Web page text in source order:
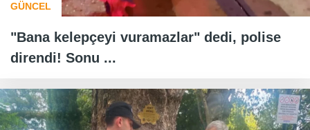
GÜNCEL
"Bana kelepçeyi vuramazlar" dedi, polise
direndi! Sonu ...